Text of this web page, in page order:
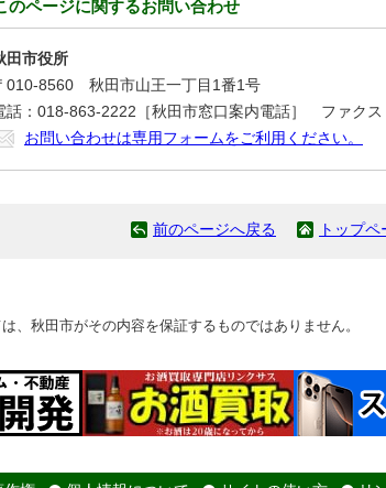
のページに関するお問い合わせ
田市役所
010-8560 秋田市山王一丁目1番1号
話：018-863-2222［秋田市窓口案内電話］ ファク
お問い合わせは専用フォームをご利用ください。
前のページへ戻る トップ
、秋田市がその内容を保証するものではありません。